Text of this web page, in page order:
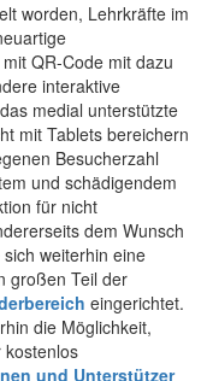
worden, Lehrkräfte im
QR-Code mit dazu
interaktive
medial unterstützte
mit Tablets bereichern
Besucherzahl
und schädigendem
für nicht
dem Wunsch
weiterhin eine
großen Teil der
eingerichtet.
die Möglichkeit,
kostenlos
und Unterstützer